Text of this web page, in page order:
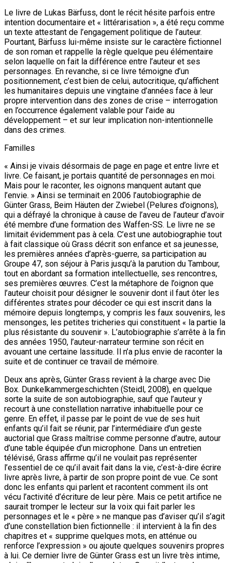
Le livre de Lukas Bärfuss, dont le récit hésite parfois entre
intention documentaire et « littérarisation », a été reçu comme
un texte attestant de l’engagement politique de l’auteur.
Pourtant, Bärfuss lui-même insiste sur le caractère fictionnel
de son roman et rappelle la règle quelque peu élémentaire
selon laquelle on fait la différence entre l’auteur et ses
personnages. En revanche, si ce livre témoigne d’un
positionnement, c’est bien de celui, autocritique, qu’affichent
les humanitaires depuis une vingtaine d’années face à leur
propre intervention dans des zones de crise – interrogation
en l’occurrence également valable pour l’aide au
développement – et sur leur implication non-intentionnelle
dans des crimes.
Familles
« Ainsi je vivais désormais de page en page et entre livre et
livre. Ce faisant, je portais quantité de personnages en moi.
Mais pour le raconter, les oignons manquent autant que
l’envie. » Ainsi se terminait en 2006 l’autobiographie de
Günter Grass, Beim Häuten der Zwiebel (Pelures d’oignons),
qui a défrayé la chronique à cause de l’aveu de l’auteur d’avoir
été membre d’une formation des Waffen-SS. Le livre ne se
limitait évidemment pas à cela. C’est une autobiographie tout
à fait classique où Grass décrit son enfance et sa jeunesse,
les premières années d’après-guerre, sa participation au
Groupe 47, son séjour à Paris jusqu’à la parution du Tambour,
tout en abordant sa formation intellectuelle, ses rencontres,
ses premières œuvres. C’est la métaphore de l’oignon que
l’auteur choisit pour désigner le souvenir dont il faut ôter les
différentes strates pour décoder ce qui est inscrit dans la
mémoire depuis longtemps, y compris les faux souvenirs, les
mensonges, les petites tricheries qui constituent « la partie la
plus résistante du souvenir ». L’autobiographie s’arrête à la fin
des années 1950, l’auteur-narrateur termine son récit en
avouant une certaine lassitude. Il n’a plus envie de raconter la
suite et de continuer ce travail de mémoire.
Deux ans après, Günter Grass revient à la charge avec Die
Box. Dunkelkammergeschichten (Steidl, 2008), en quelque
sorte la suite de son autobiographie, sauf que l’auteur y
recourt à une constellation narrative inhabituelle pour ce
genre. En effet, il passe par le point de vue de ses huit
enfants qu’il fait se réunir, par l’intermédiaire d’un geste
auctorial que Grass maîtrise comme personne d’autre, autour
d’une table équipée d’un microphone. Dans un entretien
télévisé, Grass affirme qu’il ne voulait pas représenter
l’essentiel de ce qu’il avait fait dans la vie, c’est-à-dire écrire
livre après livre, à partir de son propre point de vue. Ce sont
donc les enfants qui parlent et racontent comment ils ont
vécu l’activité d’écriture de leur père. Mais ce petit artifice ne
saurait tromper le lecteur sur la voix qui fait parler les
personnages et le « père » ne manque pas d’aviser qu’il s’agit
d’une constellation bien fictionnelle : il intervient à la fin des
chapitres et « supprime quelques mots, en atténue ou
renforce l’expression » ou ajoute quelques souvenirs propres
à lui. Ce dernier livre de Günter Grass est un livre très intime,